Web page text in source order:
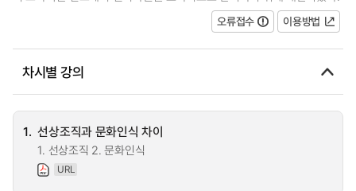
오류접수
이용방법
차시별 강의
1. 선상조직과 문화인식 차이
1. 선상조직 2. 문화인식
URL